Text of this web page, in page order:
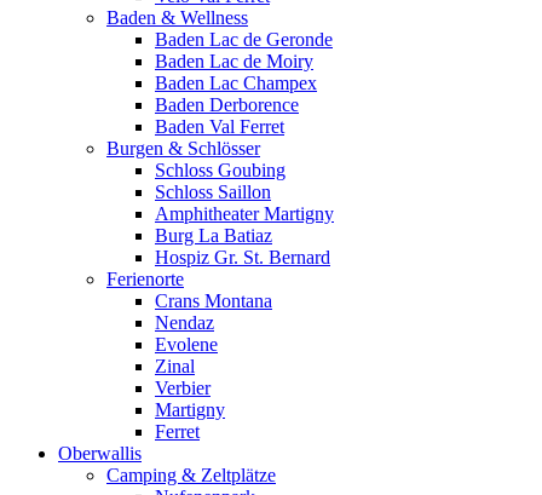
Baden & Wellness
Baden Lac de Geronde
Baden Lac de Moiry
Baden Lac Champex
Baden Derborence
Baden Val Ferret
Burgen & Schlösser
Schloss Goubing
Schloss Saillon
Amphitheater Martigny
Burg La Batiaz
Hospiz Gr. St. Bernard
Ferienorte
Crans Montana
Nendaz
Evolene
Zinal
Verbier
Martigny
Ferret
Oberwallis
Camping & Zeltplätze